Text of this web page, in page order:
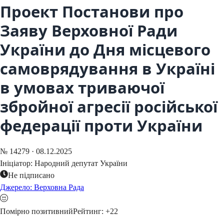
Проект Постанови про
Заяву Верховної Ради
України до Дня місцевого
самоврядування в Україні
в умовах триваючої
збройної агресії російської
федерації проти України
№ 14279 · 08.12.2025
Ініціатор: Народний депутат України
Не підписано
Джерело: Верховна Рада
Помірно позитивнийРейтинг: +22